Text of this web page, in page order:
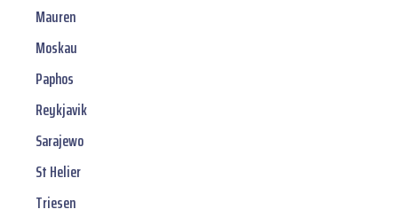
Mauren
Moskau
Paphos
Reykjavik
Sarajewo
St Helier
Triesen